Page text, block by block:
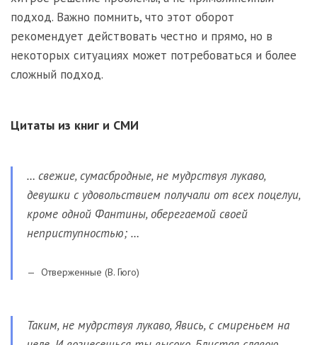
подход. Важно помнить, что этот оборот
рекомендует действовать честно и прямо, но в
некоторых ситуациях может потребоваться и более
сложный подход.
Цитаты из книг и СМИ
… свежие, сумасбродные, не мудрствуя лукаво,
девушки с удовольствием получали от всех поцелуи,
кроме одной Фантины, оберегаемой своей
неприступностью; …
Отверженные (В. Гюго)
Таким, не мудрствуя лукаво, Явись, с смиреньем на